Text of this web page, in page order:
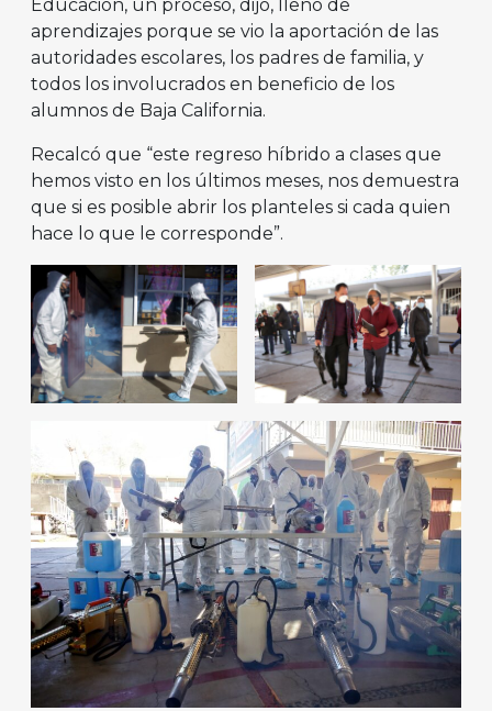
Educación, un proceso, dijo, lleno de
aprendizajes porque se vio la aportación de las
autoridades escolares, los padres de familia, y
todos los involucrados en beneficio de los
alumnos de Baja California.
Recalcó que “este regreso híbrido a clases que
hemos visto en los últimos meses, nos demuestra
que si es posible abrir los planteles si cada quien
hace lo que le corresponde”.